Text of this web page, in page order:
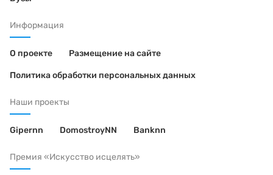
Информация
О проекте Размещение на сайте
Политика обработки персональных данных
Наши проекты
Gipernn DomostroyNN Banknn
Премия «Искусство исцелять»